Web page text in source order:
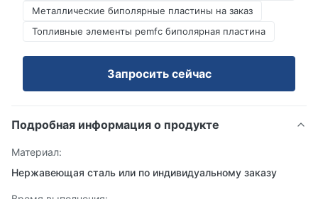
Металлические биполярные пластины на заказ
Топливные элементы pemfc биполярная пластина
Запросить сейчас
Подробная информация о продукте
Материал:
Нержавеющая сталь или по индивидуальному заказу